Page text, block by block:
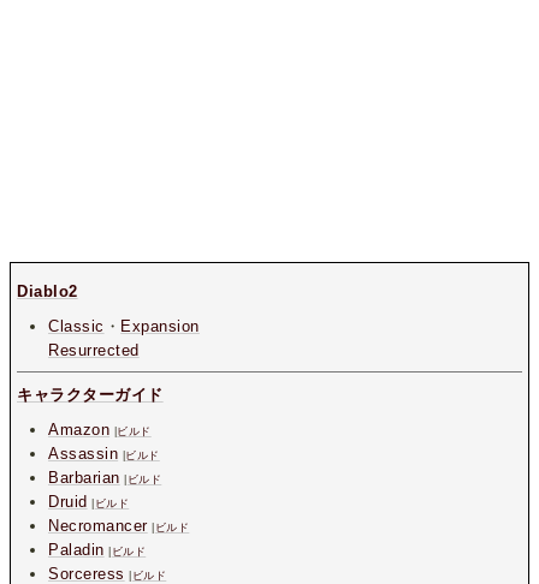
Diablo2
Classic ・ Expansion
Resurrected
キャラクターガイド
Amazon
ビルド
Assassin ビルド
Barbarian ビルド
Druid ビルド
Necromancer| ビルド
Paladin ビルド
Sorceress ビルド